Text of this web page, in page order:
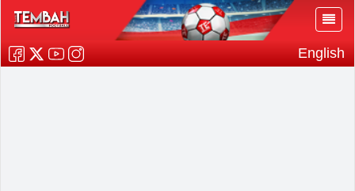
English